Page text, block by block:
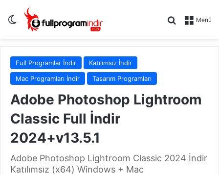
Dış görünümü değiştir Menü
Arama yap
Full Programlar İndir
Katılımsız İndir
Mac Programları İndir
Tasarım Programları
Adobe Photoshop Lightroom
Classic Full İndir
2024+v13.5.1
Adobe Photoshop Lightroom Classic 2024 İndir
Katılımsız (x64) Windows + Mac